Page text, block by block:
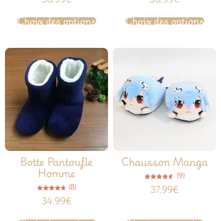
sur 5
Choix des options
sur 5
Choix des options
Botte Pantoufle
Homme
4.63
sur 5
(8)
34.99€
Chausson Manga
4.56
sur 5
(9)
37.99€